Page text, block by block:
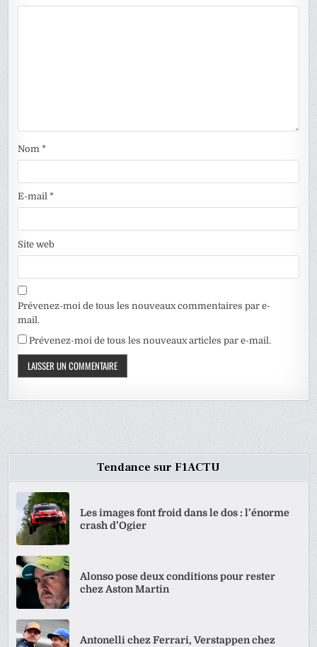
Nom*
E-mail*
Site web
Prévenez-moi de tous les nouveaux commentaires par e-
mail.
Prévenez-moi de tous les nouveaux articles par e-mail.
Tendance sur F1ACTU
Les images font froid dans le dos : l’énorme
crash d’Ogier
Alonso pose deux conditions pour rester
chez Aston Martin
Antonelli chez Ferrari, Verstappen chez